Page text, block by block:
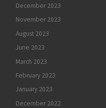
December 2023
November 2023
August 2023
June 2023
March 2023
February 2023
January 2023
December 2022